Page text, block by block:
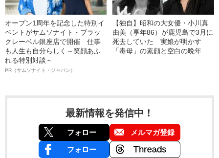
オープン1周年を記念した特別イ
ベントがサムソナイト・ブラッ
クレーベル銀座店で開催 仕事
も人生も自分らしく～笑顔あふ
れる特別対談～
PR（サムソナイト・ジャパン）
【独自】昭和の大女優・小川真
由美（享年86）が鹿児島で3月に
死去していた 実娘が明かす
「毒母」の素顔と空白の晩年
最新情報を発信中！
フォロー メルマガ登録
フォロー